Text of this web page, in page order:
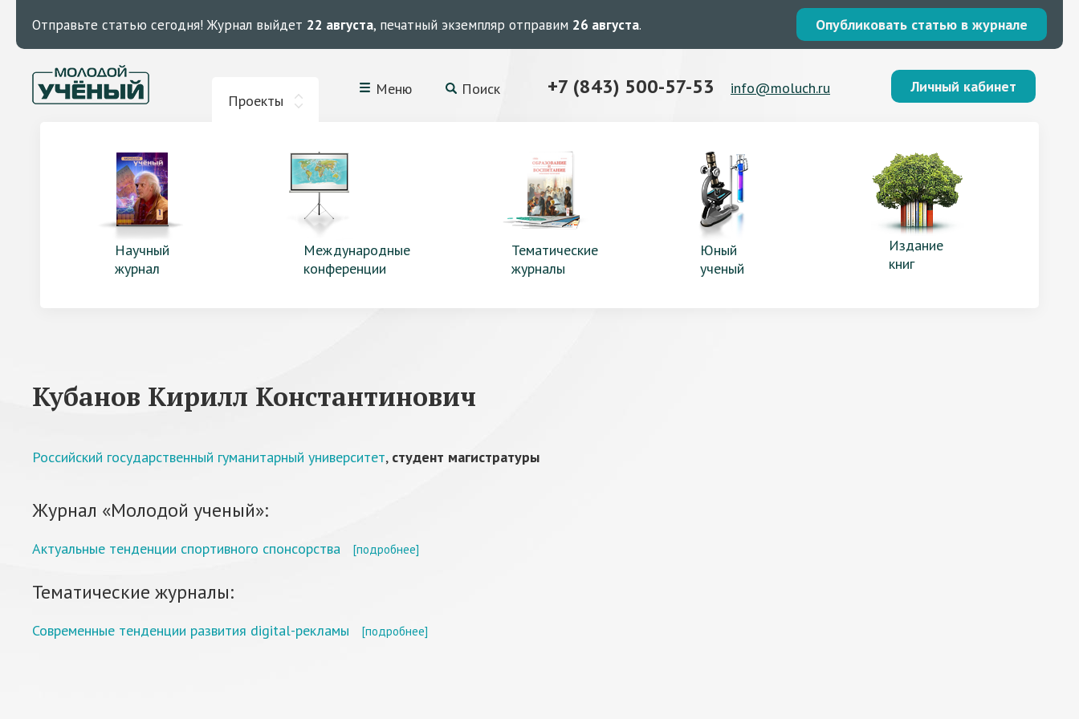
Отправьте статью сегодня! Журнал выйдет 22 августа, печатный экземпляр отправим 26 августа. Опубликовать статью в журнале
Проекты
Меню Поиск +7 (843) 500-57-53 info@moluch.ru Личный кабинет
Научный
журнал
Международные
конференции
Тематические
журналы
Юный
ученый
Издание
книг
Кубанов Кирилл Константинович
Российский государственный гуманитарный университет, студент магистратуры
Журнал «Молодой ученый»:
Актуальные тенденции спортивного спонсорства [подробнее]
Тематические журналы:
Современные тенденции развития digital-рекламы [подробнее]